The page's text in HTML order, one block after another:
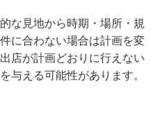
な見地から時期・場所・規
に合わない場合は計画を変
店が計画どおりに行えない
与える可能性があります。